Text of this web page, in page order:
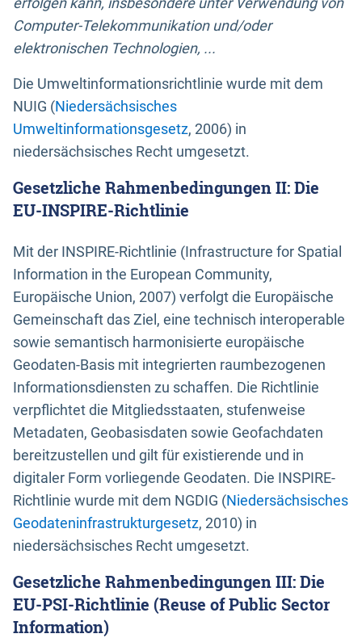
Computer-Telekommunikation und/oder
elektronischen Technologien, ...
Die Umweltinformationsrichtlinie wurde mit dem
NUIG (Niedersächsisches
Umweltinformationsgesetz, 2006) in
niedersächsisches Recht umgesetzt.
Gesetzliche Rahmenbedingungen II: Die
EU-INSPIRE-Richtlinie
Mit der INSPIRE-Richtlinie (Infrastructure for Spatial
Information in the European Community,
Europäische Union, 2007) verfolgt die Europäische
Gemeinschaft das Ziel, eine technisch interoperable
sowie semantisch harmonisierte europäische
Geodaten-Basis mit integrierten raumbezogenen
Informationsdiensten zu schaffen. Die Richtlinie
verpflichtet die Mitgliedsstaaten, stufenweise
Metadaten, Geobasisdaten sowie Geofachdaten
bereitzustellen und gilt für existierende und in
digitaler Form vorliegende Geodaten. Die INSPIRE-
Richtlinie wurde mit dem NGDIG (Niedersächsisches
Geodateninfrastrukturgesetz, 2010) in
niedersächsisches Recht umgesetzt.
Gesetzliche Rahmenbedingungen III: Die
EU-PSI-Richtlinie (Reuse of Public Sector
Information)